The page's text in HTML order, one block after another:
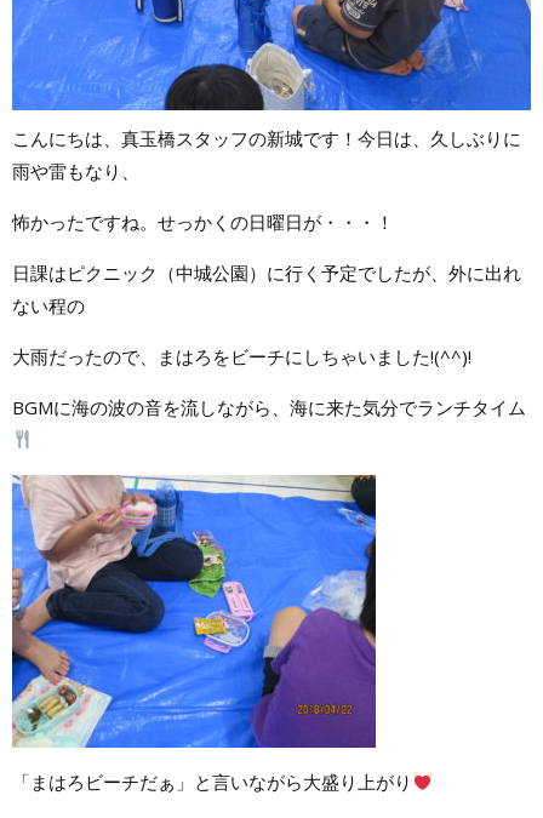
こんにちは、真玉橋スタッフの新城です！今日は、久しぶりに
雨や雷もなり、
怖かったですね。せっかくの日曜日が・・・！
日課はピクニック（中城公園）に行く予定でしたが、外に出れ
ない程の
大雨だったので、まはろをビーチにしちゃいました!(^^)!
BGMに海の波の音を流しながら、海に来た気分でランチタイム
「まはろビーチだぁ」と言いながら大盛り上がり